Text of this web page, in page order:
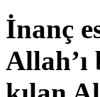
İnanç